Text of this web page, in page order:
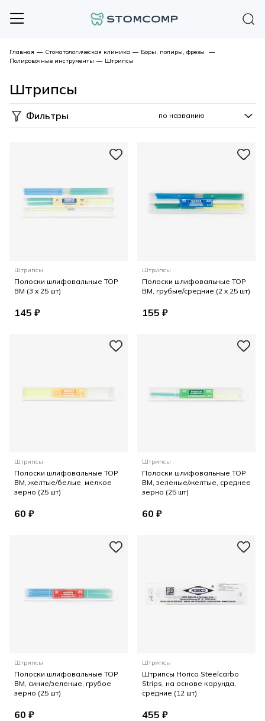
Главная — Стоматологическая клиника — Боры, полиры, фрезы
—
Полировочные инструменты — Штрипсы
Штрипсы
Фильтры
Штрипсы
Полоски шлифовальные ТОР
ВМ (3 x 25 шт)
145 ₽
Штрипсы
Полоски шлифовальные ТОР
ВМ, грубые/средние (2 x 25 шт)
155 ₽
Штрипсы
Полоски шлифовальные ТОР
ВМ, желтые/белые, мелкое
зерно (25 шт)
60 ₽
Штрипсы
Полоски шлифовальные ТОР
ВМ, зеленые/желтые, среднее
зерно (25 шт)
60 ₽
Штрипсы
Полоски шлифовальные ТОР
ВМ, синие/зеленые, грубое
зерно (25 шт)
60 ₽
Штрипсы
Штрипсы Horico Steelcarbo
Strips, на основе корунда,
средние (12 шт)
455 ₽